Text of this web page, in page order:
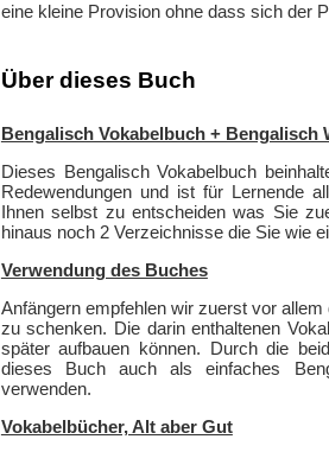
eine kleine Provision ohne dass sich der
Über dieses Buch
Bengalisch Vokabelbuch + Bengalisch
Dieses Bengalisch Vokabelbuch
Redewendungen und ist für Lernende
Ihnen selbst zu entscheiden was Sie
hinaus noch 2 Verzeichnisse die Sie wie
Verwendung des Buches
Anfängern empfehlen wir zuerst vor
zu schenken. Die darin enthaltenen
später aufbauen können. Durch die
dieses Buch auch als einfaches
verwenden.
Vokabelbücher, Alt aber Gut